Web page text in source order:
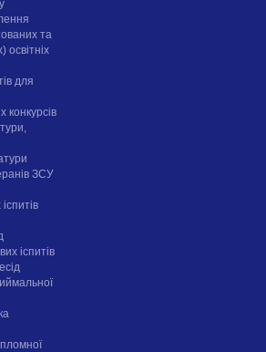
та
освітніх
для
конкурсiв
ЗСУ
іспитів